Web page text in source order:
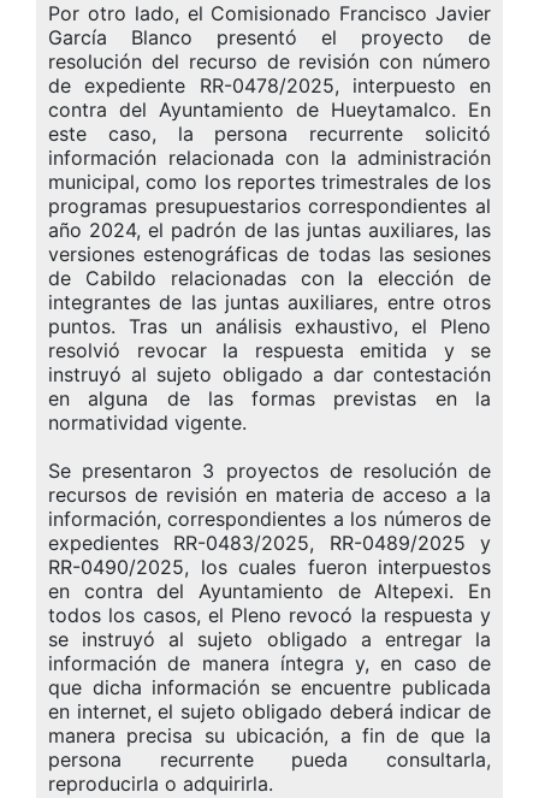
Por otro lado, el Comisionado Francisco Javier
García Blanco presentó el proyecto de
resolución del recurso de revisión con número
de expediente RR-0478/2025, interpuesto en
contra del Ayuntamiento de Hueytamalco. En
este caso, la persona recurrente solicitó
información relacionada con la administración
municipal, como los reportes trimestrales de los
programas presupuestarios correspondientes al
año 2024, el padrón de las juntas auxiliares, las
versiones estenográficas de todas las sesiones
de Cabildo relacionadas con la elección de
integrantes de las juntas auxiliares, entre otros
puntos. Tras un análisis exhaustivo, el Pleno
resolvió revocar la respuesta emitida y se
instruyó al sujeto obligado a dar contestación
en alguna de las formas previstas en la
normatividad vigente.
Se presentaron 3 proyectos de resolución de
recursos de revisión en materia de acceso a la
información, correspondientes a los números de
expedientes RR-0483/2025, RR-0489/2025 y
RR-0490/2025, los cuales fueron interpuestos
en contra del Ayuntamiento de Altepexi. En
todos los casos, el Pleno revocó la respuesta y
se instruyó al sujeto obligado a entregar la
información de manera íntegra y, en caso de
que dicha información se encuentre publicada
en internet, el sujeto obligado deberá indicar de
manera precisa su ubicación, a fin de que la
persona recurrente pueda consultarla,
reproducirla o adquirirla.